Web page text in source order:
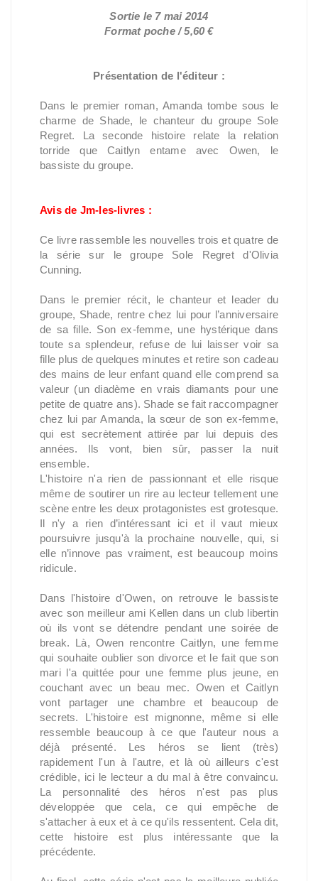
Sortie le 7 mai 2014
Format poche / 5,60 €
Présentation de l'éditeur :
Dans le premier roman, Amanda tombe sous le
charme de Shade, le chanteur du groupe Sole
Regret. La seconde histoire relate la relation
torride que Caitlyn entame avec Owen, le
bassiste du groupe.
Avis de Jm-les-livres :
Ce livre rassemble les nouvelles trois et quatre de
la série sur le groupe Sole Regret d'Olivia
Cunning.
Dans le premier récit, le chanteur et leader du
groupe, Shade, rentre chez lui pour l’anniversaire
de sa fille. Son ex-femme, une hystérique dans
toute sa splendeur, refuse de lui laisser voir sa
fille plus de quelques minutes et retire son cadeau
des mains de leur enfant quand elle comprend sa
valeur (un diadème en vrais diamants pour une
petite de quatre ans). Shade se fait raccompagner
chez lui par Amanda, la sœur de son ex-femme,
qui est secrètement attirée par lui depuis des
années. Ils vont, bien sûr, passer la nuit
ensemble.
L'histoire n'a rien de passionnant et elle risque
même de soutirer un rire au lecteur tellement une
scène entre les deux protagonistes est grotesque.
Il n'y a rien d’intéressant ici et il vaut mieux
poursuivre jusqu'à la prochaine nouvelle, qui, si
elle n’innove pas vraiment, est beaucoup moins
ridicule.
Dans l'histoire d'Owen, on retrouve le bassiste
avec son meilleur ami Kellen dans un club libertin
où ils vont se détendre pendant une soirée de
break. Là, Owen rencontre Caitlyn, une femme
qui souhaite oublier son divorce et le fait que son
mari l'a quittée pour une femme plus jeune, en
couchant avec un beau mec. Owen et Caitlyn
vont partager une chambre et beaucoup de
secrets. L'histoire est mignonne, même si elle
ressemble beaucoup à ce que l'auteur nous a
déjà présenté. Les héros se lient (très)
rapidement l'un à l'autre, et là où ailleurs c'est
crédible, ici le lecteur a du mal à être convaincu.
La personnalité des héros n'est pas plus
développée que cela, ce qui empêche de
s'attacher à eux et à ce qu'ils ressentent. Cela dit,
cette histoire est plus intéressante que la
précédente.